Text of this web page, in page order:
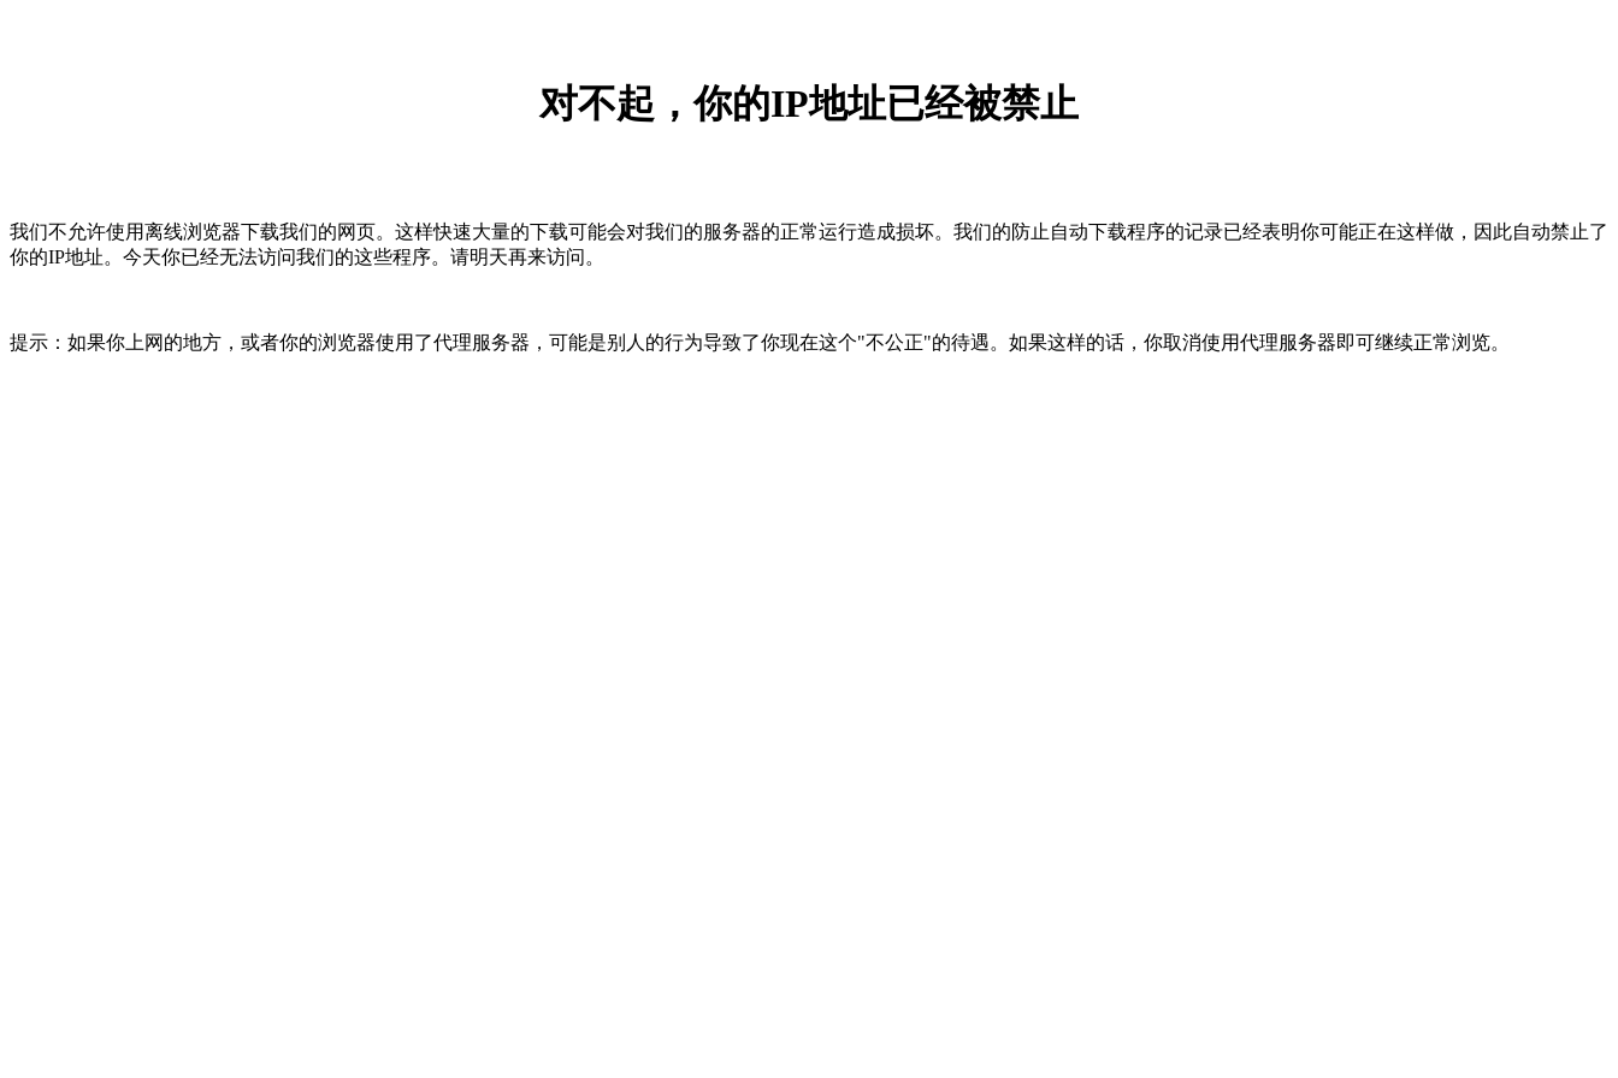
对不起，你的IP地址已经被禁止
我们不允许使用离线浏览器下载我们的网页。这样快速大量的下载可能会对我们的服务器的正常运行造成损坏。我们的防止自动下载程序的记录已经表明你可能正在这样做，因此自动禁止了
你的IP地址。今天你已经无法访问我们的这些程序。请明天再来访问。
提示：如果你上网的地方，或者你的浏览器使用了代理服务器，可能是别人的行为导致了你现在这个"不公正"的待遇。如果这样的话，你取消使用代理服务器即可继续正常浏览。